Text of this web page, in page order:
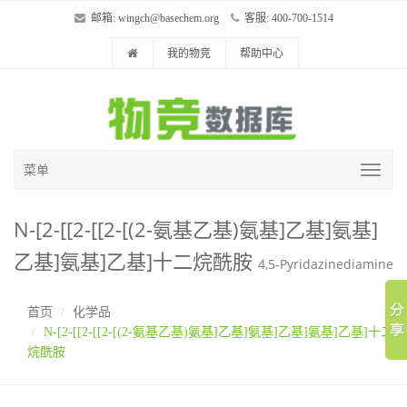
邮箱: wingch@basechem.org 客服: 400-700-1514
我的物竞 帮助中心
菜单
N-[2-[[2-[[2-[(2-氨基乙基)氨基]乙基]氨基]
乙基]氨基]乙基]十二烷酰胺 4,5-Pyridazinediamine
首页
化学品
N-[2-[[2-[[2-[(2-氨基乙基)氨基]乙基]氨基]乙基]氨基]乙基]十二
烷酰胺